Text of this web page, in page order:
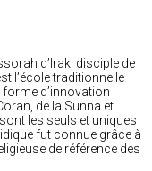
d’Irak, disciple de
l’école traditionnelle
forme d’innovation
de la Sunna et
les seuls et uniques
fut connue grâce à
de référence des